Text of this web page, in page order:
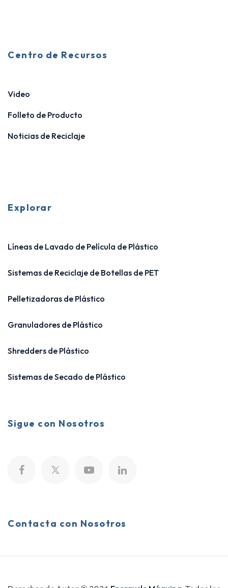
Centro de Recursos
Video
Folleto de Producto
Noticias de Reciclaje
Explorar
Líneas de Lavado de Película de Plástico
Sistemas de Reciclaje de Botellas de PET
Pelletizadoras de Plástico
Granuladores de Plástico
Shredders de Plástico
Sistemas de Secado de Plástico
Sigue con Nosotros
Contacta con Nosotros